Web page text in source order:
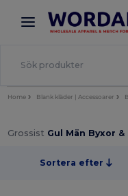
× Wordans-app
Bättre priser i
Home Blank kläder | Accessoarer
Grossist Gul Män Byxor
Sortera efter